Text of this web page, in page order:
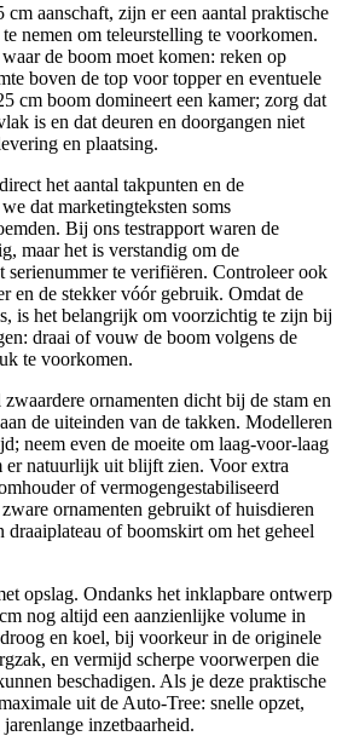
cm aanschaft, zijn er een aantal praktische
nemen om teleurstelling te voorkomen.
de boom moet komen: reken op
boven de top voor topper en eventuele
cm boom domineert een kamer; zorg dat
is en dat deuren en doorgangen niet
en plaatsing.
het aantal takpunten en de
dat marketingteksten soms
Bij ons testrapport waren de
maar het is verstandig om de
serienummer te verifiëren. Controleer ook
en de stekker vóór gebruik. Omdat de
is het belangrijk om voorzichtig te zijn bij
draai of vouw de boom volgens de
te voorkomen.
ornamenten dicht bij de stam en
de uiteinden van de takken. Modelleren
neem even de moeite om laag-voor-laag
er natuurlijk uit blijft zien. Voor extra
of vermogengestabiliseerd
ornamenten gebruikt of huisdieren
draaiplateau of boomskirt om het geheel
opslag. Ondanks het inklapbare ontwerp
nog altijd een aanzienlijke volume in
en koel, bij voorkeur in de originele
en vermijd scherpe voorwerpen die
beschadigen. Als je deze praktische
uit de Auto‑Tree: snelle opzet,
inzetbaarheid.